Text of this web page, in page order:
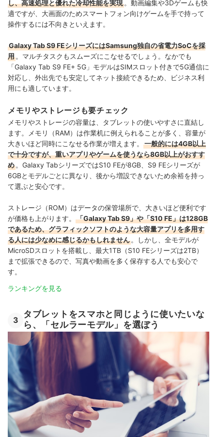
し、高速処理と優れた冷却性能を実現 。動画編集や3Dゲームも快
適ですが、大画面のためスマートフォン向けゲームを手で持って
操作するには不向きといえます。
Galaxy Tab S9 FEシリーズにはSamsung独自の省電力SoCを採
用 。マルチタスクもスムーズにこなせるでしょう。なかでも
「Galaxy Tab S9 FE+ 5G」モデルはSIMスロット付きで5G通信に
対応し、外出先でも安定してネット接続できるため、ビジネス利
用にも適しています。
メモリやストレージも要チェック
メモリやストレージの容量は、タブレットの使いやすさに直結し
ます。メモリ（RAM）は作業机に例えられることが多く、容量が
大きいほど同時にこなせる作業が増えます。
一般的には4GB以上
で十分ですが、重いアプリやゲームを使うなら8GB以上がおすす
め 。Galaxy TabシリーズではS10 FEが8GB、S9 FEシリーズが
6GBとモデルごとに異なり、後から増設できないため余裕を持っ
て選ぶと安心です。
ストレージ（ROM）はデータの保管場所で、大きいほど便利です
が価格も上がります。
「Galaxy Tab S9」や「S10 FE」は128GB
であるため、グラフィックソフトのような大容量アプリを多用す
る人には少なめに感じるかもしれません 。しかし、全モデルが
MicroSDスロットを搭載し、最大1TB（S10 FEシリーズは2TB）
まで拡張できるので、写真や動画を多く保存する人でも安心で
す。
ランキングを見る
3
タブレットをスマホと同じように使いたいな
ら、「セルラーモデル」を選ぼう